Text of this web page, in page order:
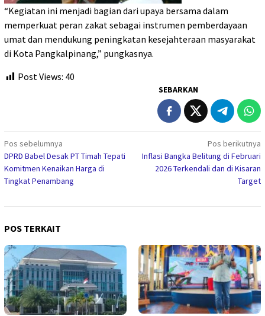
“Kegiatan ini menjadi bagian dari upaya bersama dalam
memperkuat peran zakat sebagai instrumen pemberdayaan
umat dan mendukung peningkatan kesejahteraan masyarakat
di Kota Pangkalpinang,” pungkasnya.
Post Views: 40
SEBARKAN
Navigasi
pos
Pos sebelumnya
DPRD Babel Desak PT Timah Tepati
Komitmen Kenaikan Harga di
Tingkat Penambang
Pos berikutnya
Inflasi Bangka Belitung di Februari
2026 Terkendali dan di Kisaran
Target
POS TERKAIT